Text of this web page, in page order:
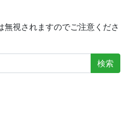
無視されますのでご注意くださ